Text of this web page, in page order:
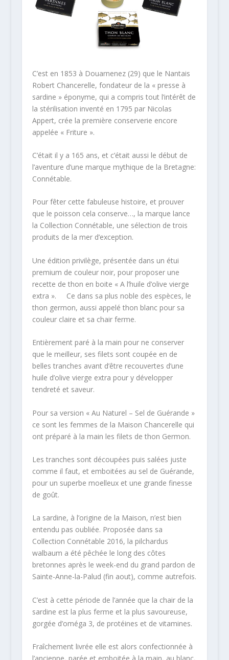
C’est en 1853 à Douarnenez (29) que le Nantais
Robert Chancerelle, fondateur de la « presse à
sardine » éponyme, qui a compris tout l’intérêt de
la stérilisation inventé en 1795 par Nicolas
Appert, crée la première conserverie encore
appelée « Friture ».
C’était il y a 165 ans, et c’était aussi le début de
l’aventure d’une marque mythique de la Bretagne:
Connétable.
Pour fêter cette fabuleuse histoire, et prouver
que le poisson cela conserve…, la marque lance
la Collection Connétable, une sélection de trois
produits de la mer d’exception.
Une édition privilège, présentée dans un étui
premium de couleur noir, pour proposer une
recette de thon en boite « A l’huile d’olive vierge
extra ». Ce dans sa plus noble des espèces, le
thon germon, aussi appelé thon blanc pour sa
couleur claire et sa chair ferme.
Entièrement paré à la main pour ne conserver
que le meilleur, ses filets sont coupée en de
belles tranches avant d’être recouvertes d’une
huile d’olive vierge extra pour y développer
tendreté et saveur.
Pour sa version « Au Naturel – Sel de Guérande »
ce sont les femmes de la Maison Chancerelle qui
ont préparé à la main les filets de thon Germon.
Les tranches sont découpées puis salées juste
comme il faut, et emboitées au sel de Guérande,
pour un superbe moelleux et une grande finesse
de goût.
La sardine, à l’origine de la Maison, n’est bien
entendu pas oubliée. Proposée dans sa
Collection Connétable 2016, la pilchardus
walbaum a été pêchée le long des côtes
bretonnes après le week-end du grand pardon de
Sainte-Anne-la-Palud (fin aout), comme autrefois.
C’est à cette période de l’année que la chair de la
sardine est la plus ferme et la plus savoureuse,
gorgée d’oméga 3, de protéines et de vitamines.
Fraîchement livrée elle est alors confectionnée à